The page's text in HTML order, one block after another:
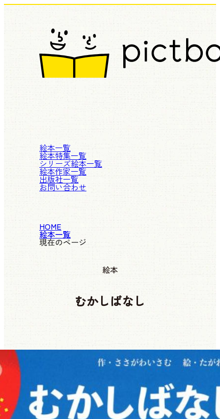
絵本一覧
絵本特集一覧
シリーズ絵本一覧
絵本作家一覧
出版社一覧
お問い合わせ
HOME
絵本一覧
現在のページ
絵本
むかしばなし